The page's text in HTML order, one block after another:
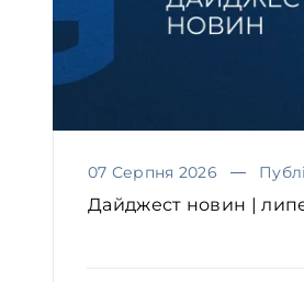
07 Серпня 2026
Дайджест новин |